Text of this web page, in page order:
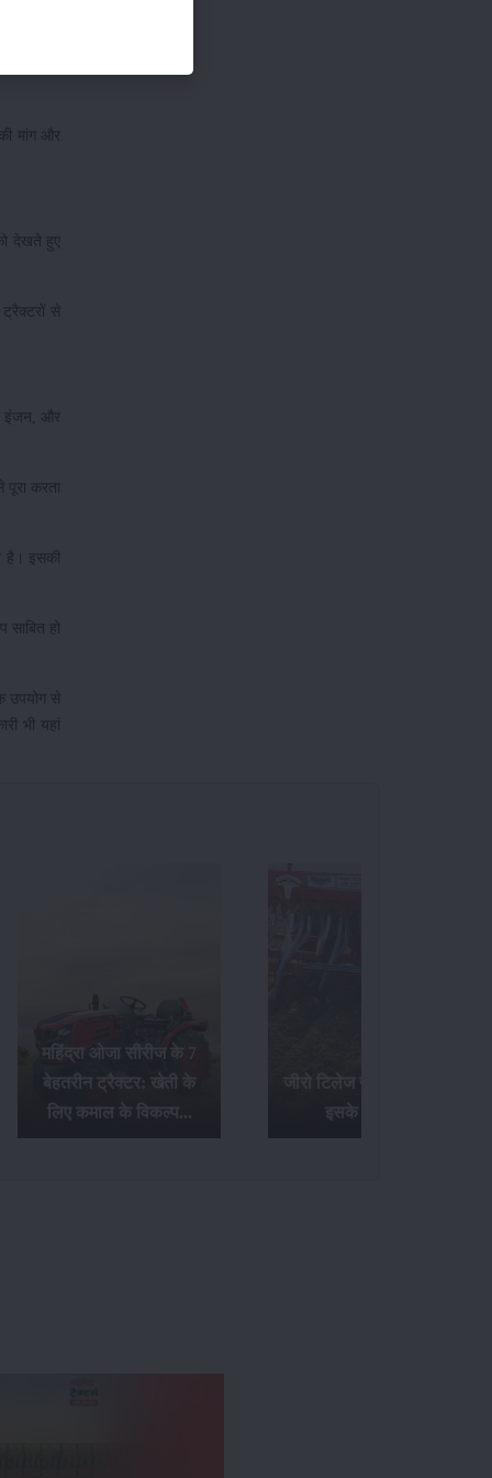
डीजल
मांग और
देखते हुए
से
इंजन, और
करता
इसकी
हो
उपयोग से
भी यहां
जीरो टिलेज खेती क्या है और
इसके फायदे...
में जानिए यहां...